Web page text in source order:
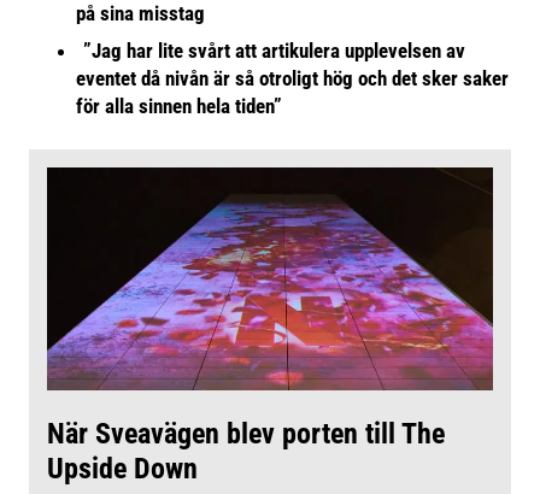
på sina misstag
”Jag har lite svårt att artikulera upplevelsen av
eventet då nivån är så otroligt hög och det sker saker
för alla sinnen hela tiden”
När Sveavägen blev porten till The
Upside Down